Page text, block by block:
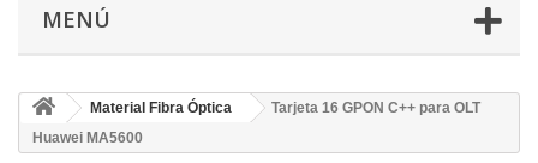
MENÚ
Material Fibra Óptica
Tarjeta 16 GPON C++ para OLT
Huawei MA5600